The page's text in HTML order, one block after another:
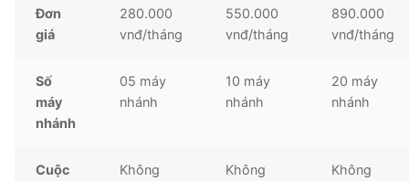
Đơn
giá
280.000
vnđ/tháng
550.000
vnđ/tháng
890.000
vnđ/tháng
Số
máy
nhánh
05 máy
nhánh
10 máy
nhánh
20 máy
nhánh
Cuộc
Không
Không
Không